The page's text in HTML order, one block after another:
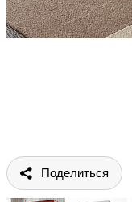
Поделиться